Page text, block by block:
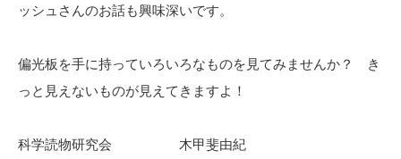
ッシュさんのお話も興味深いです。
偏光板を手に持っていろいろなものを見てみませんか？ き
っと見えないものが見えてきますよ！
科学読物研究会 木甲斐由紀